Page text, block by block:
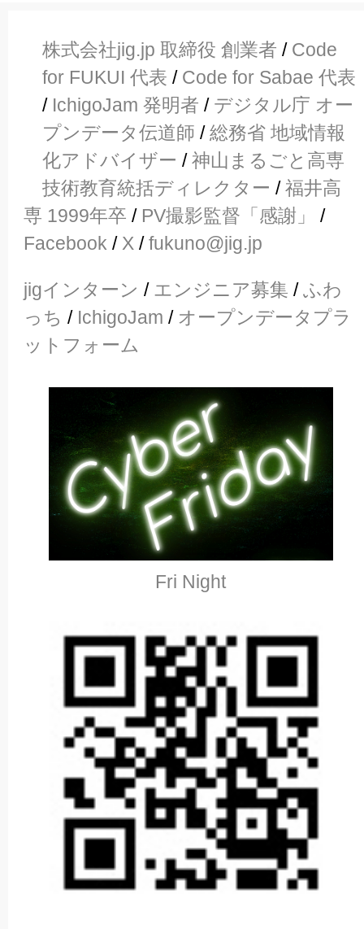
株式会社jig.jp 取締役 創業者 / Code
for FUKUI 代表 / Code for Sabae 代表
/ IchigoJam 発明者 / デジタル庁 オー
プンデータ伝道師 /総務省 地域情報
化アドバイザー /神山まるごと高専
技術教育統括ディレクター /福井高
専 1999年卒 / PV撮影監督「感謝」
/
Facebook / X /fukuno@jig.jp
jigインターン / エンジニア募集 /ふわ
っち / IchigoJam / オープンデータプラ
ットフォーム
Fri Night